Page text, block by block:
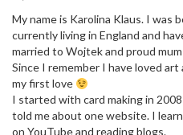
My name is Karolina Klaus. I was
currently living in England and
married to Wojtek and proud
Since I remember I have loved
my first love
I started with card making in
told me about one website. I
on YouTube and reading blogs.